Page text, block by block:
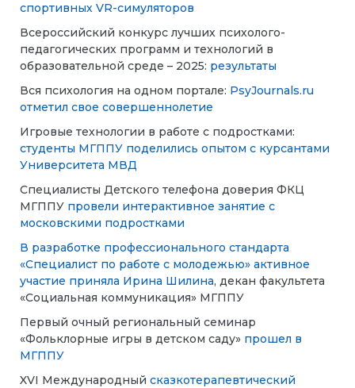
спортивных VR-симуляторов
Всероссийский конкурс лучших психолого-
педагогических программ и технологий в
образовательной среде – 2025: результаты
Вся психология на одном портале: PsyJournals.ru
отметил свое совершеннолетие
Игровые технологии в работе с подростками:
студенты МГППУ поделились опытом с курсантами
Университета МВД
Специалисты Детского телефона доверия ФКЦ
МГППУ провели интерактивное занятие с
московскими подростками
В разработке профессионального стандарта
«Специалист по работе с молодежью» активное
участие приняла Ирина Шилина, декан факультета
«Социальная коммуникация» МГППУ
Первый очный региональный семинар
«Фольклорные игры в детском саду» прошел в
МГППУ
XVI Международный сказкотерапевтический